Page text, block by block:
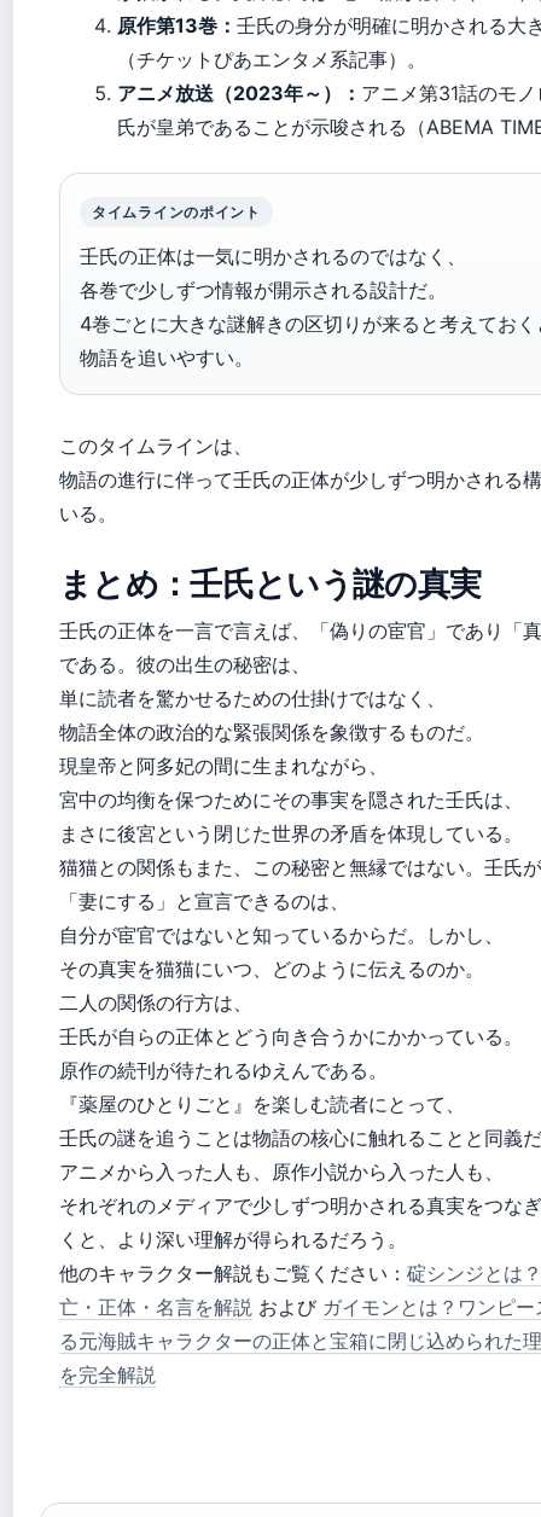
原作第13巻： 壬氏の身分が明確に明かされる大
（チケットぴあエンタメ系記事）。
アニメ放送（2023年～）： アニメ第31話のモ
氏が皇弟であることが示唆される（ABEMA
タイムラインのポイント
壬氏の正体は一気に明かされるのではなく、
各巻で少しずつ情報が開示される設計だ。
4巻ごとに大きな謎解きの区切りが来ると考えておく
物語を追いやすい。
このタイムラインは、
物語の進行に伴って壬氏の正体が少しずつ明かされる
いる。
まとめ：壬氏という謎の真実
壬氏の正体を一言で言えば、「偽りの宦官」であり「
である。彼の出生の秘密は、
単に読者を驚かせるための仕掛けではなく、
物語全体の政治的な緊張関係を象徴するものだ。
現皇帝と阿多妃の間に生まれながら、
宮中の均衡を保つためにその事実を隠された壬氏は、
まさに後宮という閉じた世界の矛盾を体現している。
猫猫との関係もまた、この秘密と無縁ではない。壬氏が
「妻にする」と宣言できるのは、
自分が宦官ではないと知っているからだ。しかし、
その真実を猫猫にいつ、どのように伝えるのか。
二人の関係の行方は、
壬氏が自らの正体とどう向き合うかにかかっている。
原作の続刊が待たれるゆえんである。
『薬屋のひとりごと』を楽しむ読者にとって、
壬氏の謎を追うことは物語の核心に触れることと同義
アニメから入った人も、原作小説から入った人も、
それぞれのメディアで少しずつ明かされる真実をつな
くと、より深い理解が得られるだろう。
他のキャラクター解説もご覧ください： 碇シンジとは
亡・正体・名言を解説 および ガイモンとは？ワンピ
る元海賊キャラクターの正体と宝箱に閉じ込められた
を完全解説